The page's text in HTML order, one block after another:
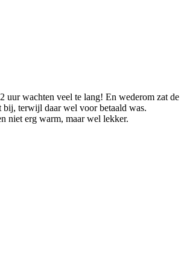
uur wachten veel te lang! En wederom zat de
bij, terwijl daar wel voor betaald was.
niet erg warm, maar wel lekker.